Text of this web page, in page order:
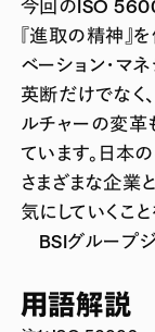
今回のISO
『進取の精神』
ベーション・マ
英断だけでなく
ルチャーの変革
ています。日本
さまざまな企業
気にしていくこ
BSIグループ
用語解説